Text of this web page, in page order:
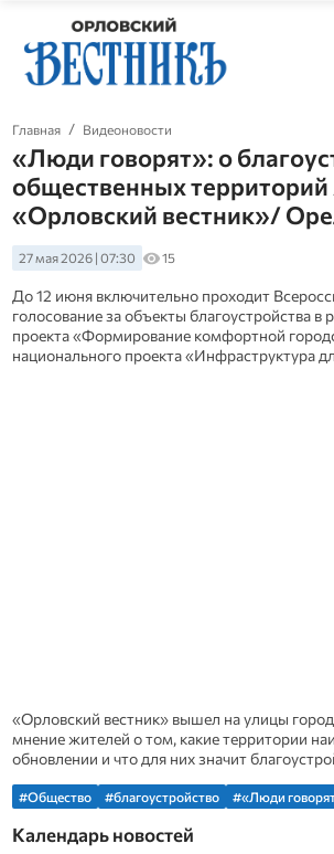
Главная Видеоновости
«Люди говорят»: о
общественных
«Орловский вестник»/
27 мая 2026 | 07:30 15
До 12 июня включительно проходит
голосование за объекты благоустройства в
проекта «Формирование комфортной
национального проекта «Инфраструктура
«Орловский вестник» вышел на улицы
мнение жителей о том, какие территории
обновлении и что для них значит
#Общество #благоустройство #«Люди
Календарь новостей